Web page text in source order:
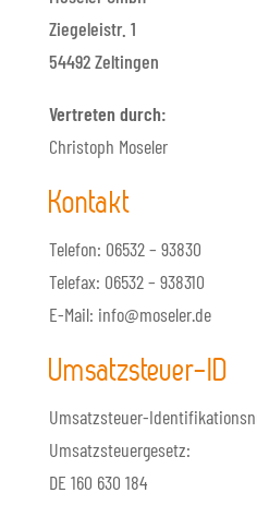
Ziegeleistr. 1
54492 Zeltingen
Vertreten durch:
Christoph Moseler
Kontakt
Telefon: 06532 – 93830
Telefax: 06532 – 938310
E-Mail: info@moseler.de
Umsatzsteuer-ID
Umsatzsteuer-
Umsatzsteuergesetz:
DE 160 630 184